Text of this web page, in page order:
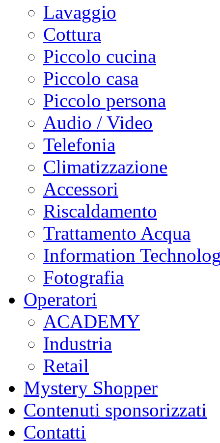
Lavaggio
Cottura
Piccolo cucina
Piccolo casa
Piccolo persona
Audio / Video
Telefonia
Climatizzazione
Accessori
Riscaldamento
Trattamento Acqua
Information
Fotografia
Operatori
ACADEMY
Industria
Retail
Mystery Shopper
Contenuti sponsorizzati
Contatti